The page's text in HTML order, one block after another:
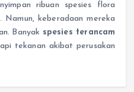
ribuan spesies flora
keberadaan mereka
Banyak spesies terancam
tekanan akibat perusakan